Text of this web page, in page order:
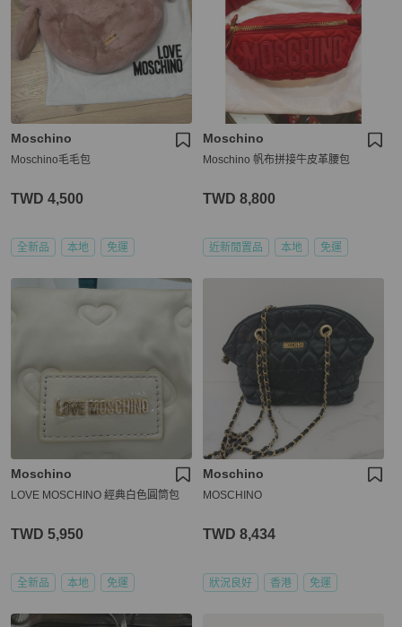
Moschino
Moschino毛毛包
TWD 4,500
全新品 本地 免運
Moschino
Moschino 帆布拼接牛皮革腰包
TWD 8,800
近新閒置品 本地 免運
Moschino
LOVE MOSCHINO 經典白色圓筒包
TWD 5,950
全新品 本地 免運
Moschino
MOSCHINO
TWD 8,434
狀況良好 香港 免運